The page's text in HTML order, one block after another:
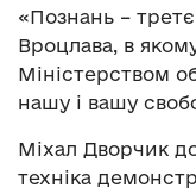
«Познань –
Вроцлава, в
Міністерством
нашу і вашу
Міхал Дворчик
техніка